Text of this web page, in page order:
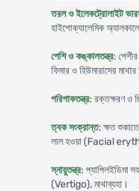
তরল ও ইলেকট্রোলাইট
হাইপোক্যালেমিক
পেশি ও কঙ্কালতন্ত্র:
ফিমার ও হিউমারাসের
পরিপাকতন্ত্র: রক্তক্ষরণ ও
ত্বক সংক্রান্ত: ক্ষত
লাল হওয়া (Facial
স্নায়ুতন্ত্র: প্যাপিলইডিমা
(Vertigo), মাথাব্যহা।